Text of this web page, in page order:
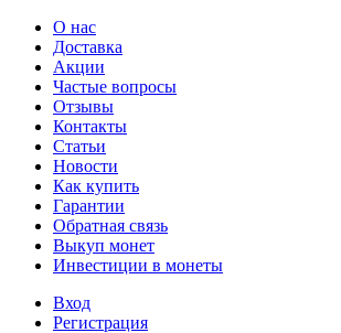
О нас
Доставка
Акции
Частые вопросы
Отзывы
Контакты
Статьи
Новости
Как купить
Гарантии
Обратная связь
Выкуп монет
Инвестиции в монеты
Вход
Регистрация